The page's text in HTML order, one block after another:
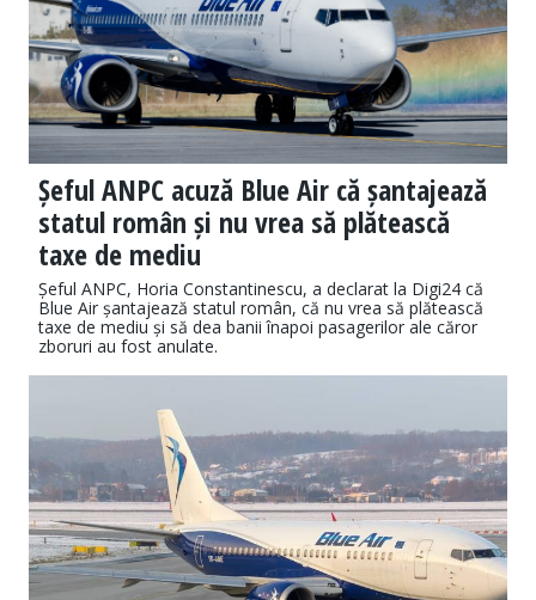
Șeful ANPC acuză Blue Air că șantajează
statul român și nu vrea să plătească
taxe de mediu
Șeful ANPC, Horia Constantinescu, a declarat la Digi24 că
Blue Air șantajează statul român, că nu vrea să plătească
taxe de mediu și să dea banii înapoi pasagerilor ale căror
zboruri au fost anulate.